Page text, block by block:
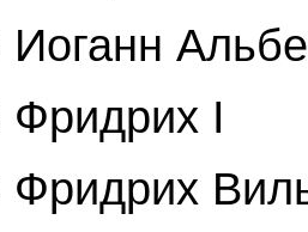
Иоганн
Фридрих I
Фридрих